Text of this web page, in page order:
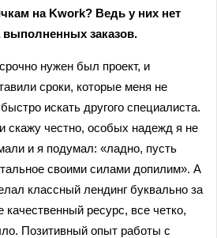
на Kwork? Ведь у них нет
заказов.
нужен был проект, и
сроки, которые меня не
искать другого специалиста.
скажу честно, особых надежд я не
и я подумал: «ладно, пусть
своими силами допилим». А
классный лендинг буквально за
ресурс, все четко,
Позитивный опыт работы с